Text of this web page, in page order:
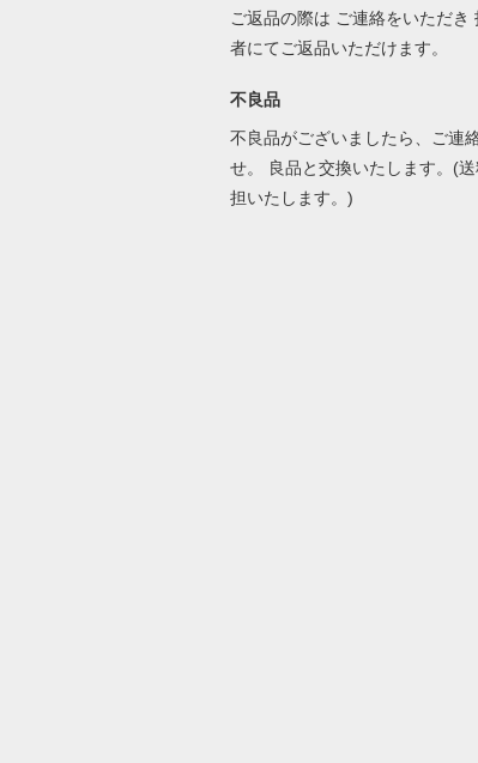
ご返品の際は ご連絡をいただき
者にてご返品いただけます。
不良品
不良品がございましたら、ご連
せ。 良品と交換いたします。(
担いたします。)